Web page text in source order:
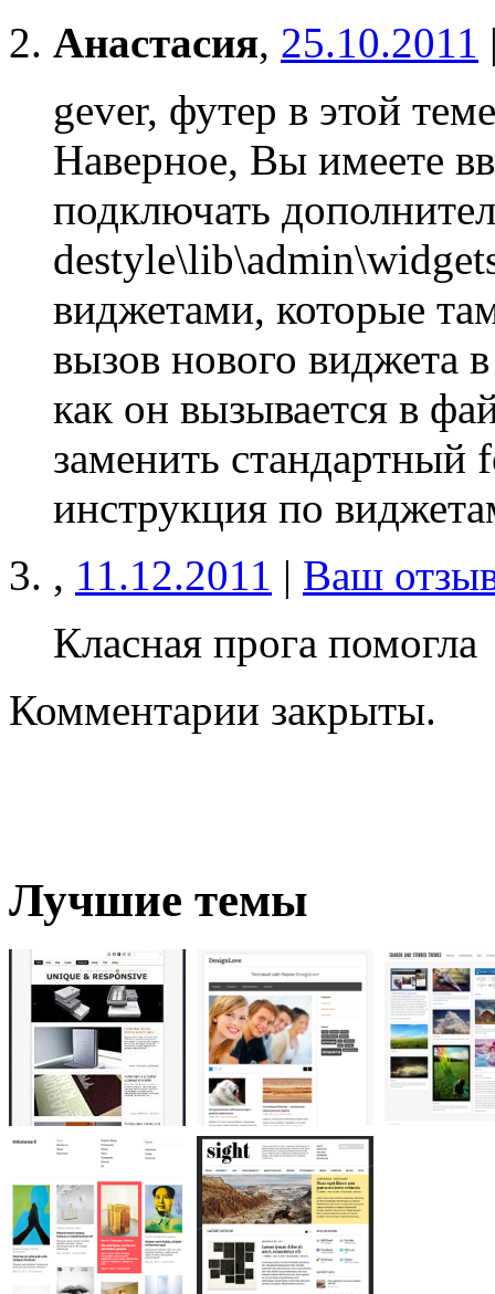
Анастасия, 25.10.2011
gever, футер в этой
Наверное, Вы имеете
подключать
виджетами, которые
вызов нового виджета
как он вызывается в
заменить стандартный
инструкция по
, 11.12.2011 | Ваш
Класная прога помогла
Комментарии закрыты.
Лучшие темы